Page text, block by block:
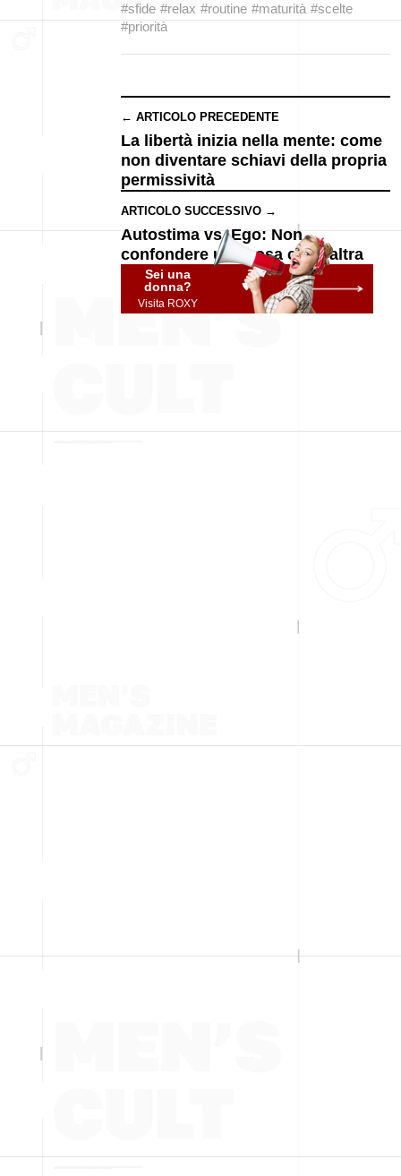
#sfide #relax #routine #maturità #scelte
#priorità
← ARTICOLO PRECEDENTE
La libertà inizia nella mente: come
non diventare schiavi della propria
permissività
ARTICOLO SUCCESSIVO →
Autostima vs. Ego: Non
confondere una cosa con l’altra
Sei una
donna?
Visita ROXY